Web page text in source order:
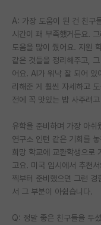
A: 가장 도움이 된 건 친구
시간이 꽤 부족했거든요.
도움을 많이 줬어요. 지원
같은 것들을 정리해주고,
어요. AI가 워낙 잘 되어 있
리해준 게 훨씬 자세하고
전에 꼭 맛있는 밥 사주려
유학을 준비하며 가장 아쉬
연구소 인턴 같은 기회를
희망 학교에 교환학생으로
고요. 미국 입시에서 추천
찍부터 준비했으면 그런
서 그 부분이 아쉽습니다.
Q: 정말 좋은 친구들을 두